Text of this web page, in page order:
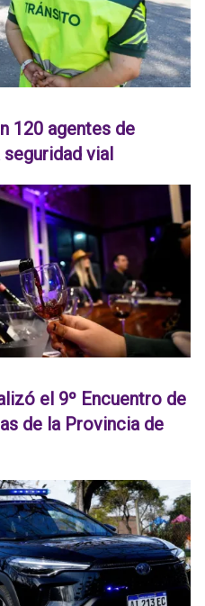
120 agentes de
vial
el 9º Encuentro de
de la Provincia de